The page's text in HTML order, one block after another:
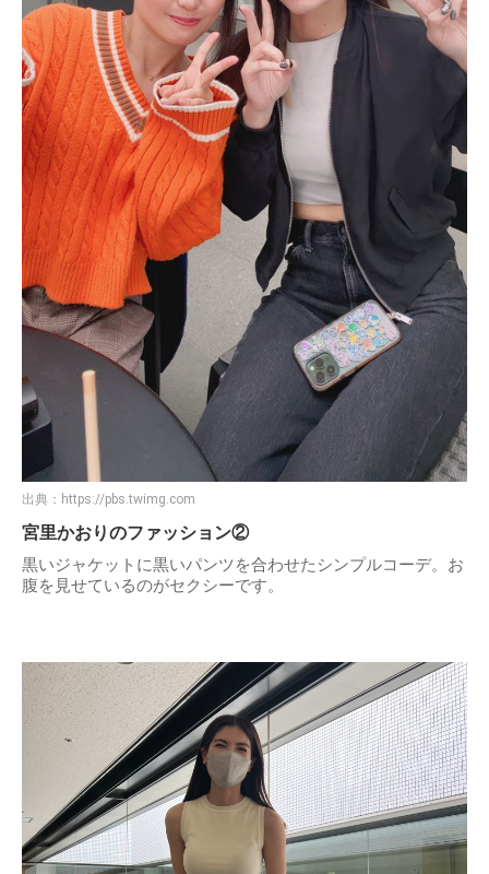
出典： https://pbs.twimg.com
宮里かおりのファッション②
黒いジャケットに黒いパンツを合わせたシンプルコーデ。お
腹を見せているのがセクシーです。